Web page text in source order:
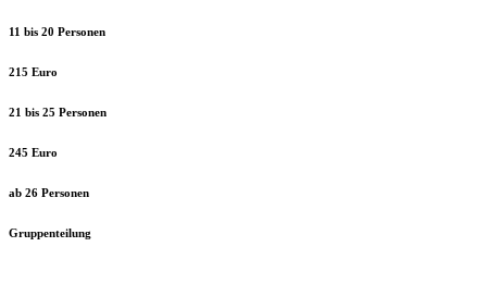
11 bis 20 Personen
215 Euro
21 bis 25 Personen
245 Euro
ab 26 Personen
Gruppenteilung